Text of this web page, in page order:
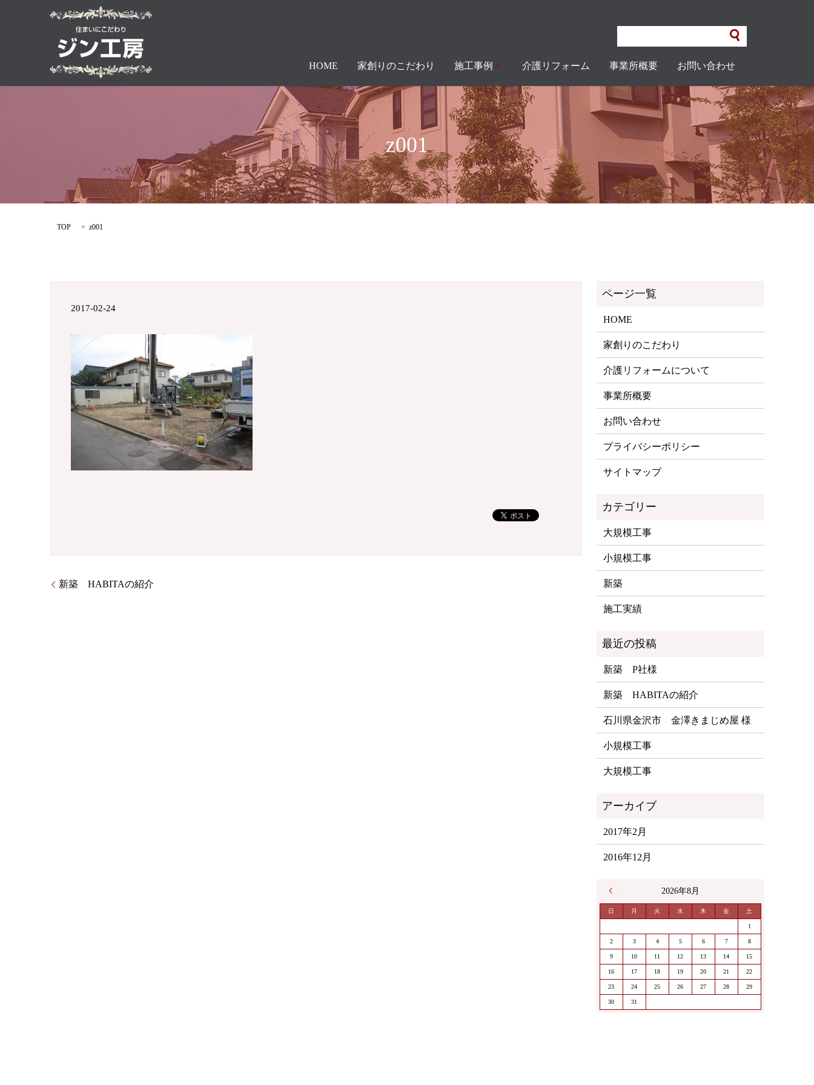
HOME 家創りのこだわり 施工事例 介護リフォーム 事業所概要 お問い合わせ
z001
TOP z001
2017-02-24
新築 HABITAの紹介
HOME
家創りのこだわり
介護リフォームについて
事業所概要
お問い合わせ
プライバシーポリシー
サイトマップ
大規模工事
小規模工事
新築
施工実績
新築 P社様
新築 HABITAの紹介
石川県金沢市 金澤きまじめ屋 様
小規模工事
大規模工事
2017年2月
2016年12月
2026年8月
日 月 火 水 木 金 土
1
2 3 4 5 6 7 8
9 10 11 12 13 14 15
16 17 18 19 20 21 22
23 24 25 26 27 28 29
30 31